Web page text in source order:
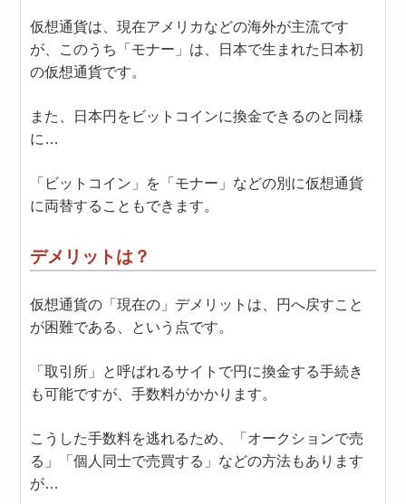
仮想通貨は、現在アメリカなどの海外が主流です
が、このうち「モナー」は、日本で生まれた日本初
の仮想通貨です。
また、日本円をビットコインに換金できるのと同様
に…
「ビットコイン」を「モナー」などの別に仮想通貨
に両替することもできます。
デメリットは？
仮想通貨の「現在の」デメリットは、円へ戻すこと
が困難である、という点です。
「取引所」と呼ばれるサイトで円に換金する手続き
も可能ですが、手数料がかかります。
こうした手数料を逃れるため、「オークションで売
る」「個人同士で売買する」などの方法もあります
が…